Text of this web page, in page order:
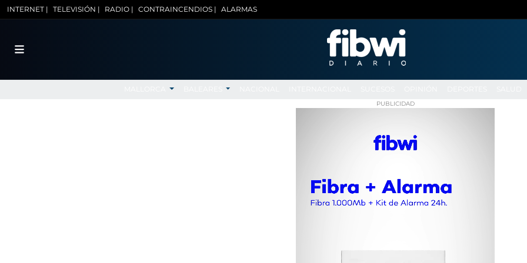
INTERNET | TELEVISIÓN | RADIO | CONTRAINCENDIOS | ALARMAS